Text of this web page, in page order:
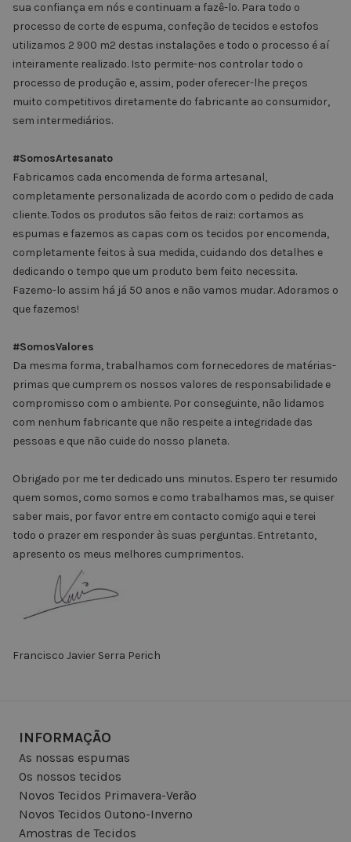
sua confiança em nós e continuam a fazê-lo. Para todo o
processo de corte de espuma, confeção de tecidos e estofos
utilizamos 2 900 m2 destas instalações e todo o processo é aí
inteiramente realizado. Isto permite-nos controlar todo o
processo de produção e, assim, poder oferecer-lhe preços
muito competitivos diretamente do fabricante ao consumidor,
sem intermediários.
#SomosArtesanato
Fabricamos cada encomenda de forma artesanal,
completamente personalizada de acordo com o pedido de cada
cliente. Todos os produtos são feitos de raiz: cortamos as
espumas e fazemos as capas com os tecidos por encomenda,
completamente feitos à sua medida, cuidando dos detalhes e
dedicando o tempo que um produto bem feito necessita.
Fazemo-lo assim há já 50 anos e não vamos mudar. Adoramos o
que fazemos!
#SomosValores
Da mesma forma, trabalhamos com fornecedores de matérias-
primas que cumprem os nossos valores de responsabilidade e
compromisso com o ambiente. Por conseguinte, não lidamos
com nenhum fabricante que não respeite a integridade das
pessoas e que não cuide do nosso planeta.
Obrigado por me ter dedicado uns minutos. Espero ter resumido
quem somos, como somos e como trabalhamos mas, se quiser
saber mais, por favor entre em contacto comigo aqui e terei
todo o prazer em responder às suas perguntas. Entretanto,
apresento os meus melhores cumprimentos.
Francisco Javier Serra Perich
INFORMAÇÃO
As nossas espumas
Os nossos tecidos
Novos Tecidos Primavera-Verão
Novos Tecidos Outono-Inverno
Amostras de Tecidos